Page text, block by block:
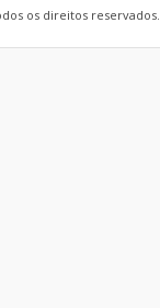
os direitos